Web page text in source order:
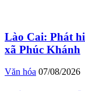
Lào Cai: Phát
xã Phúc Khánh
Văn hóa 07/08/2026